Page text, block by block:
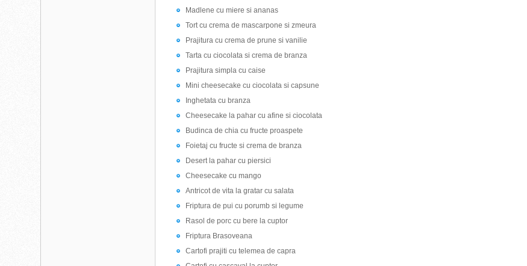
Madlene cu miere si ananas
Tort cu crema de mascarpone si zmeura
Prajitura cu crema de prune si vanilie
Tarta cu ciocolata si crema de branza
Prajitura simpla cu caise
Mini cheesecake cu ciocolata si capsune
Inghetata cu branza
Cheesecake la pahar cu afine si ciocolata
Budinca de chia cu fructe proaspete
Foietaj cu fructe si crema de branza
Desert la pahar cu piersici
Cheesecake cu mango
Antricot de vita la gratar cu salata
Friptura de pui cu porumb si legume
Rasol de porc cu bere la cuptor
Friptura Brasoveana
Cartofi prajiti cu telemea de capra